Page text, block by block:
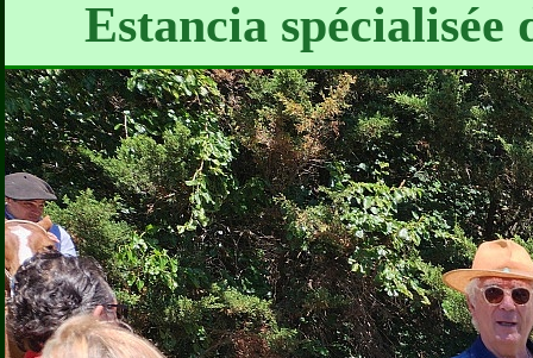
Estancia spécialisée